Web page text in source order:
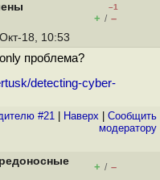
–1
+ / –
18, 10:53
проблема?
detecting-cyber-
#21 Наверх
Cообщить
модератору
+ / –